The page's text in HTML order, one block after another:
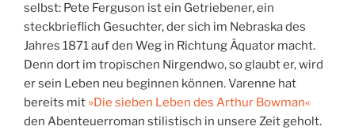
selbst: Pete Ferguson ist ein Getriebener, ein
steckbrieflich Gesuchter, der sich im Nebraska des
Jahres 1871 auf den Weg in Richtung Äquator macht.
Denn dort im tropischen Nirgendwo, so glaubt er, wird
er sein Leben neu beginnen können. Varenne hat
bereits mit »Die sieben Leben des Arthur Bowman«
den Abenteuerroman stilistisch in unsere Zeit geholt.